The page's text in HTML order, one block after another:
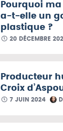
Pourquoi ma
a-t-elle un
plastique ?
20 DÉCEMBRE
Producteur
Croix
7 JUIN 2024